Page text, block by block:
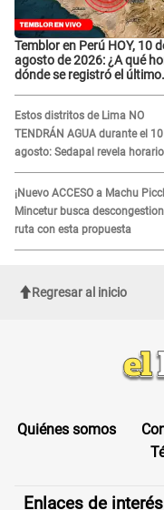
Temblor en Perú HOY, 10
agosto de 2026: ¿A qué
dónde se registró el último
Estos distritos de Lima NO
TENDRÁN AGUA durante el
agosto: Sedapal revela
oficiales
¡Nuevo ACCESO a Machu
Mincetur busca
ruta con esta propuesta
Regresar al inicio
Quiénes somos
Enlaces de interés